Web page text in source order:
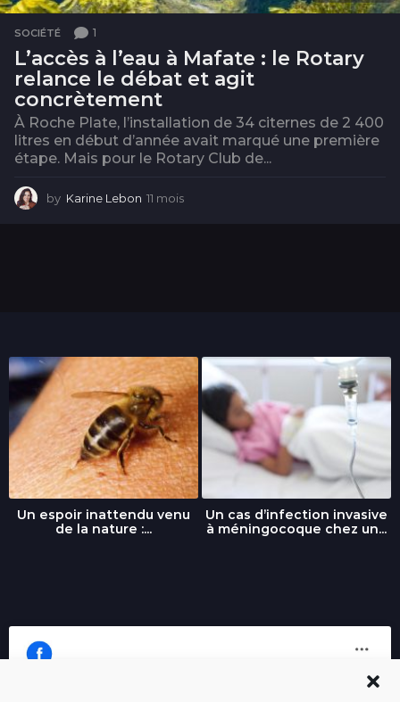
SOCIÉTÉ 1
L’accès à l’eau à Mafate : le Rotary
relance le débat et agit
concrètement
À Roche Plate, l’installation de 34 citernes de 2 400
litres en début d’année avait marqué une première
étape. Mais pour le Rotary Club de...
by Karine Lebon 11 mois
Un espoir inattendu venu
de la nature :...
Un cas d’infection invasive
à méningocoque chez un...